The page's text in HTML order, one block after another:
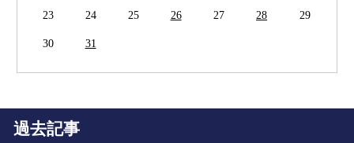
23 24 25 26 27 28 29
30 31
過去記事